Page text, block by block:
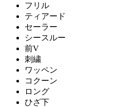
フリル
ティアード
セーラー
シースルー
前V
刺繍
ワッペン
コクーン
ロング
ひざ下